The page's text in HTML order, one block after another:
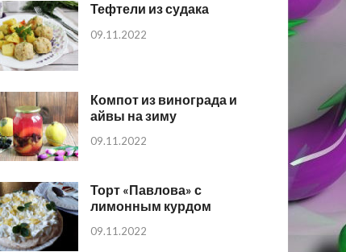
Тефтели из судака
09.11.2022
Компот из винограда и
айвы на зиму
09.11.2022
Торт «Павлова» с
лимонным курдом
09.11.2022